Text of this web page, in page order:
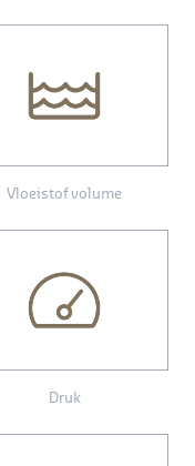
Vloeistof volume
Druk